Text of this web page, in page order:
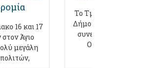
16 και 17
Άγιο
μεγάλη
Το Τμήμα
Δήμου Αγίου
συνεργασία με τον
ΟΔΥΣΣΕΑΣ, τον